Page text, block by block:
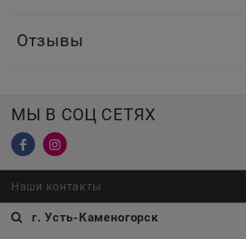
Отзывы
МЫ В СОЦ СЕТЯХ
Наши контакты
г. Усть-Каменогорск